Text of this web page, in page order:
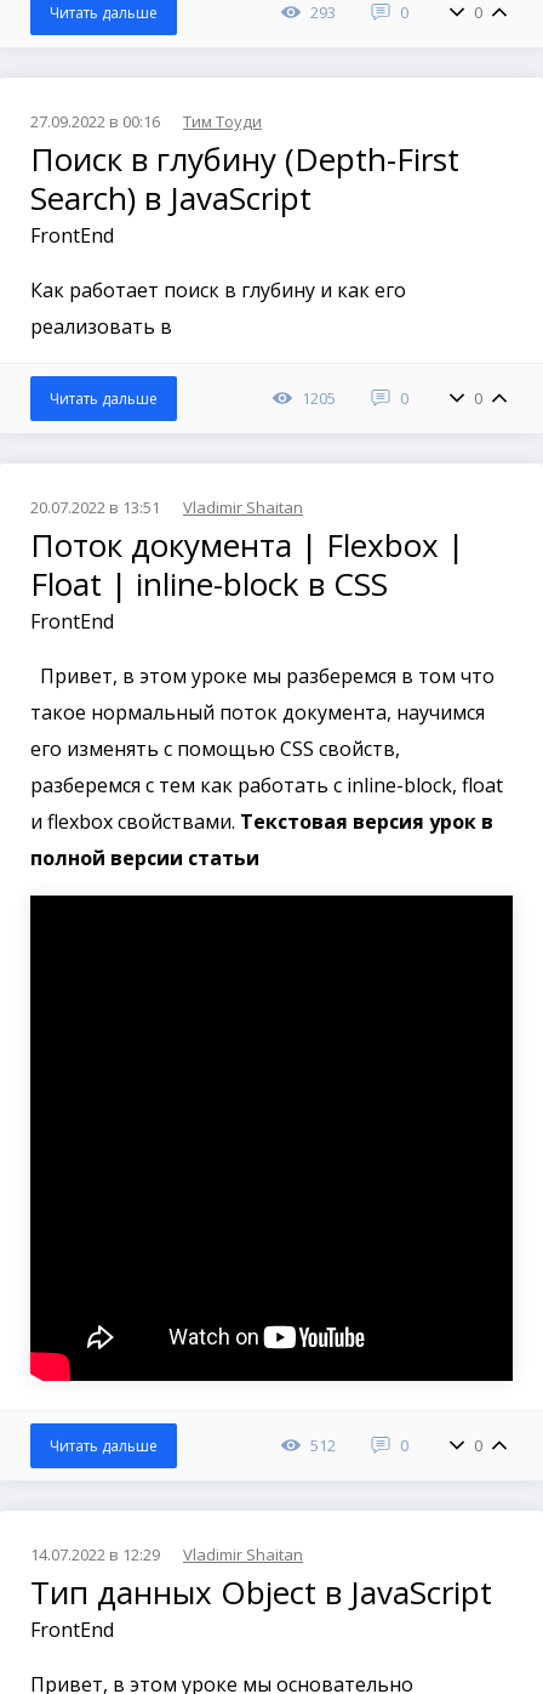
293 0 0
Читать дальше
27.09.2022 в 00:16 Тим Тоуди
Поиск в глубину (Depth-First
Search) в JavaScript
FrontEnd
Как работает поиск в глубину и как его
реализовать в
1205 0 0
Читать дальше
20.07.2022 в 13:51 Vladimir Shaitan
Поток документа | Flexbox |
Float | inline-block в CSS
FrontEnd
Привет, в этом уроке мы разберемся в том что
такое нормальный поток документа, научимся
его изменять с помощью CSS свойств,
разберемся с тем как работать с inline-block, float
и flexbox свойствами. Текстовая версия урок в
полной версии статьи
512 0 0
Читать дальше
14.07.2022 в 12:29 Vladimir Shaitan
Тип данных Object в JavaScript
FrontEnd
Привет, в этом уроке мы основательно